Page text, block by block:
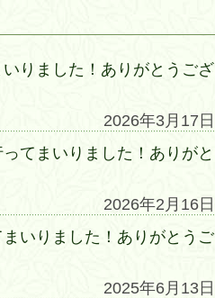
りました！ありがとうござ
2026年3月17日
てまいりました！ありがと
2026年2月16日
いりました！ありがとうご
2025年6月13日